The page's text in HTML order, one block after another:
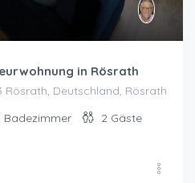
in Rösrath
Rösrath, Deutschland, Rösrath
Badezimmer 2 Gäste